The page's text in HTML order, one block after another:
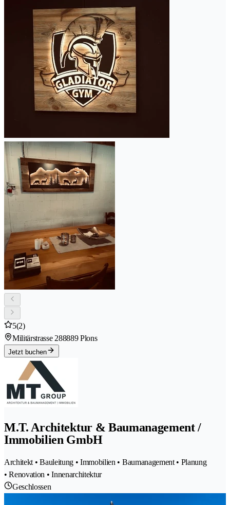
5(2)
Militärstrasse 288889 Plons
Jetzt buchen
M.T. Architektur & Baumanagement /
Immobilien GmbH
Architekt • Bauleitung • Immobilien • Baumanagement • Planung
• Renovation • Innenarchitektur
Geschlossen